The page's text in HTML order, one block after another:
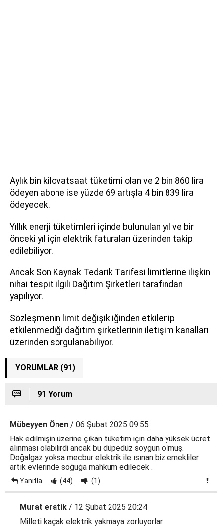
Aylık bin kilovatsaat tüketimi olan ve 2 bin 860 lira
ödeyen abone ise yüzde 69 artışla 4 bin 839 lira
ödeyecek.
Yıllık enerji tüketimleri içinde bulunulan yıl ve bir
önceki yıl için elektrik faturaları üzerinden takip
edilebiliyor.
Ancak Son Kaynak Tedarik Tarifesi limitlerine ilişkin
nihai tespit ilgili Dağıtım Şirketleri tarafından
yapılıyor.
Sözleşmenin limit değişikliğinden etkilenip
etkilenmediği dağıtım şirketlerinin iletişim kanalları
üzerinden sorgulanabiliyor.
YORUMLAR (91)
91 Yorum
Mübeyyen Önen / 06 Şubat 2025 09:55
Hak edilmişin üzerine çıkan tüketim için daha yüksek ücret
alınması olabilirdi ancak bu düpedüz soygun olmuş.
Doğalgaz yoksa mecbur elektrik ile ısınan biz emekliler
artık evlerinde soğuğa mahkum edilecek .
Yanıtla (44) (1)
Murat eratik / 12 Şubat 2025 20:24
Milleti kaçak elektrik yakmaya zorluyorlar